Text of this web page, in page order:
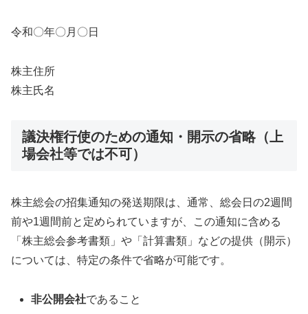
令和〇年〇月〇日
株主住所
株主氏名
議決権行使のための通知・開示の省略（上
場会社等では不可）
株主総会の招集通知の発送期限は、通常、総会日の2週間
前や1週間前と定められていますが、この通知に含める
「株主総会参考書類」や「計算書類」などの提供（開示）
については、特定の条件で省略が可能です。
非公開会社であること